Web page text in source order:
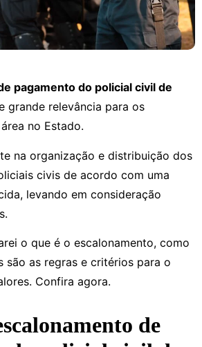
pagamento do policial civil de
grande relevância para os
no Estado.
na organização e distribuição dos
civis de acordo com uma
levando em consideração
o que é o escalonamento, como
são as regras e critérios para o
Confira agora.
de